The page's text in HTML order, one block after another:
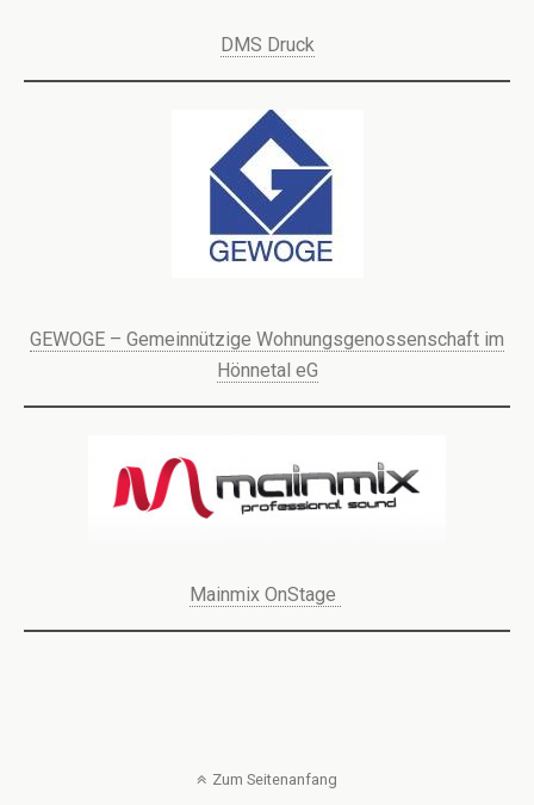
DMS Druck
GEWOGE – Gemeinnützige Wohnungsgenossenschaft im
Hönnetal eG
Mainmix OnStage
Zum Seitenanfang